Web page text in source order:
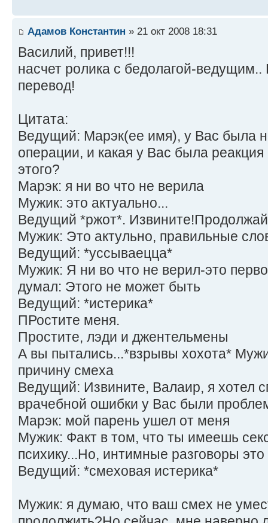
Адамов Константин » 21 окт 2008 18:31
Василий, привет!!!
насчет ролика с бедолагой-ведущим..
перевод!
Цитата:
Ведущий: Марэк(ее имя), у Вас была
операции, и какая у Вас была
этого?
Марэк: я ни во что не верила
Мужик: это актуально...
Ведущий *ржот*.
Мужик: Это актульно, правильные
Ведущий: *уссываецца*
Мужик: Я ни во что не верил-это
думал: Этого не может быть
Ведущий: *истерика*
ПРостите меня.
Простите, лэди и джентельмены
А вы пытались...*взрывы хохота*
причину смеха
Ведущий: Извините, Валаир, я хотел
врачебной ошибки у Вас были
Марэк: мой парень ушел от меня
Мужик: Факт в том, что ты имеешь
психику...Но, интимные разговоры
Ведущий: *смеховая истерика*
Мужик: я думаю, что ваш смех не